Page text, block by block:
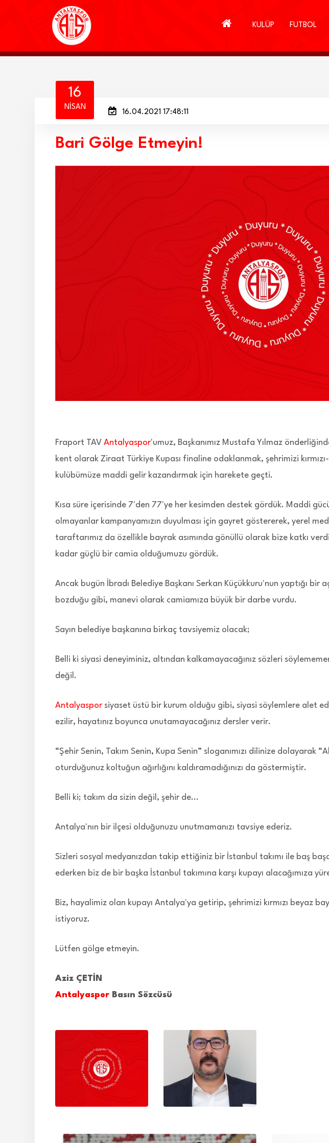
KULÜP FUTBOL
16
NISAN
16.04.2021 17:48:11
Bari Gölge Etmeyin!
Fraport TAV Antalyaspor'umuz, Başkanımız Mustafa Yılmaz
kent olarak Ziraat Türkiye Kupası finaline odaklanmak, şehrimizi
kulübümüze maddi gelir kazandırmak için harekete geçti.
Kısa süre içerisinde 7'den 77'ye her kesimden destek gördük. Maddi
olmayanlar kampanyamızın duyulması için gayret göstererek, yerel
taraftarımız da özellikle bayrak asımında gönüllü olarak bize katkı
kadar güçlü bir camia olduğumuzu gördük.
Ancak bugün İbradı Belediye Başkanı Serkan Küçükkuru'nun yaptığı bir
bozduğu gibi, manevi olarak camiamıza büyük bir darbe vurdu.
Sayın belediye başkanına birkaç tavsiyemiz olacak;
Belli ki siyasi deneyiminiz, altından kalkamayacağınız sözleri
değil.
Antalyaspor siyaset üstü bir kurum olduğu gibi, siyasi söylemlere alet
ezilir, hayatınız boyunca unutamayacağınız dersler verir.
“Şehir Senin, Takım Senin, Kupa Senin” sloganımızı dilinize dolayarak
oturduğunuz koltuğun ağırlığını kaldıramadığınızı da göstermiştir.
Belli ki; takım da sizin değil, şehir de...
Antalya'nın bir ilçesi olduğunuzu unutmamanızı tavsiye ederiz.
Sizleri sosyal medyanızdan takip ettiğiniz bir İstanbul takımı ile baş
ederken biz de bir başka İstanbul takımına karşı kupayı alacağımıza
Biz, hayalimiz olan kupayı Antalya'ya getirip, şehrimizi kırmızı beyaz
istiyoruz.
Lütfen gölge etmeyin.
Aziz ÇETİN
Antalyaspor Basın Sözcüsü